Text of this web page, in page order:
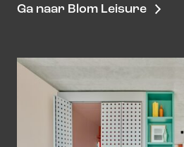
Ga naar Blom Leisure